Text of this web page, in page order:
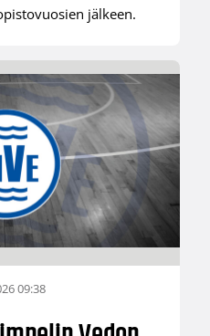
jälkeen.
09:38